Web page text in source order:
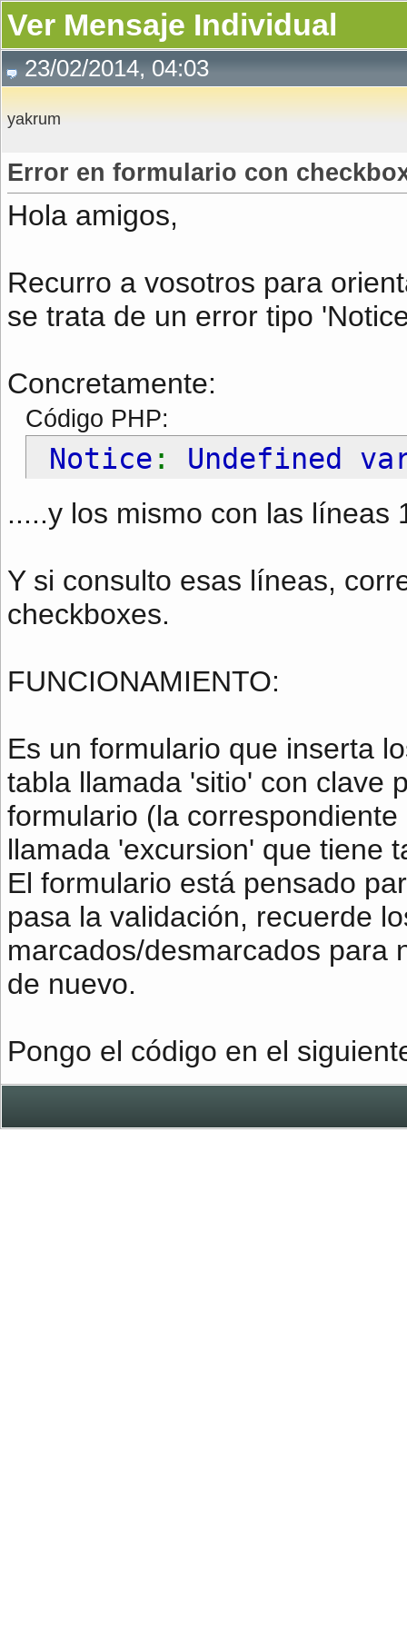
Ver Mensaje Individual
23/02/2014, 04:03
yakrum
Error en formulario con
Hola amigos,
Recurro a vosotros para
se trata de un error tipo
Concretamente:
Código PHP:
Notice : Undefined
.....y los mismo con las líneas
Y si consulto esas líneas,
checkboxes.
FUNCIONAMIENTO:
Es un formulario que inserta
tabla llamada 'sitio' con clave
formulario (la
llamada 'excursion' que tiene
El formulario está pensado
pasa la validación, recuerde
marcados/desmarcados para
de nuevo.
Pongo el código en el